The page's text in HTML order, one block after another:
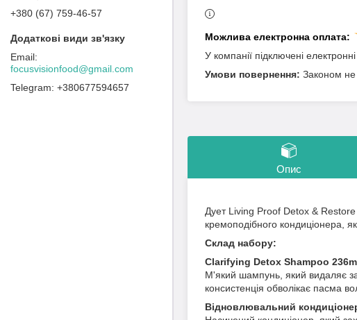
У компанії підключені
Законом не
Опис
Дует Living Proof Detox & Restore
кремоподібного кондиціонера,
Склад набору:
Clarifying Detox Shampoo
М'який шампунь, який видаляє
консистенція обволікає пасма
Відновлювальний
+380 (67) 759-46-57
focusvisionfood@gmail.com
+380677594657